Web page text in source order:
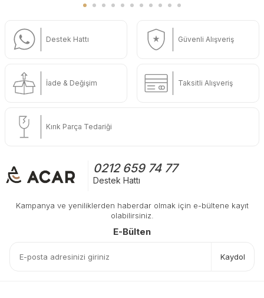
Destek Hattı Güvenli Alışveriş
İade & Değişim Taksitli Alışveriş
Kırık Parça Tedariği
0212 659 74 77
Destek Hattı
Kampanya ve yeniliklerden haberdar olmak için e-bültene kayıt
olabilirsiniz.
E-Bülten
Kaydol